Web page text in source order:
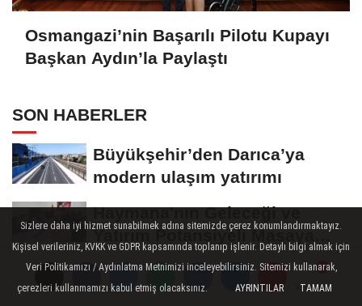
Yorumlar
Yorumlar
Osmangazi’nin Başarılı Pilotu Kupayı
Başkan Aydın’la Paylaştı
SON HABERLER
Büyükşehir’den Darıca’ya
modern ulaşım yatırımı
Haymana'nın Geleceği ve
Yatırım Potansiyeli Masaya
Yatırıldı
Manisa Büyükşehir Belediyesi
“Sağlıklı İşyeri” Sertifikasını...
Sizlere daha iyi hizmet sunabilmek adına sitemizde çerez konumlandırmaktayız.
Kişisel verileriniz, KVKK ve GDPR kapsamında toplanıp işlenir. Detaylı bilgi almak için
Veri Politikamızı / Aydınlatma Metnimizi inceleyebilirsiniz. Sitemizi kullanarak,
çerezleri kullanmamızı kabul etmiş olacaksınız.
AYRINTILAR TAMAM